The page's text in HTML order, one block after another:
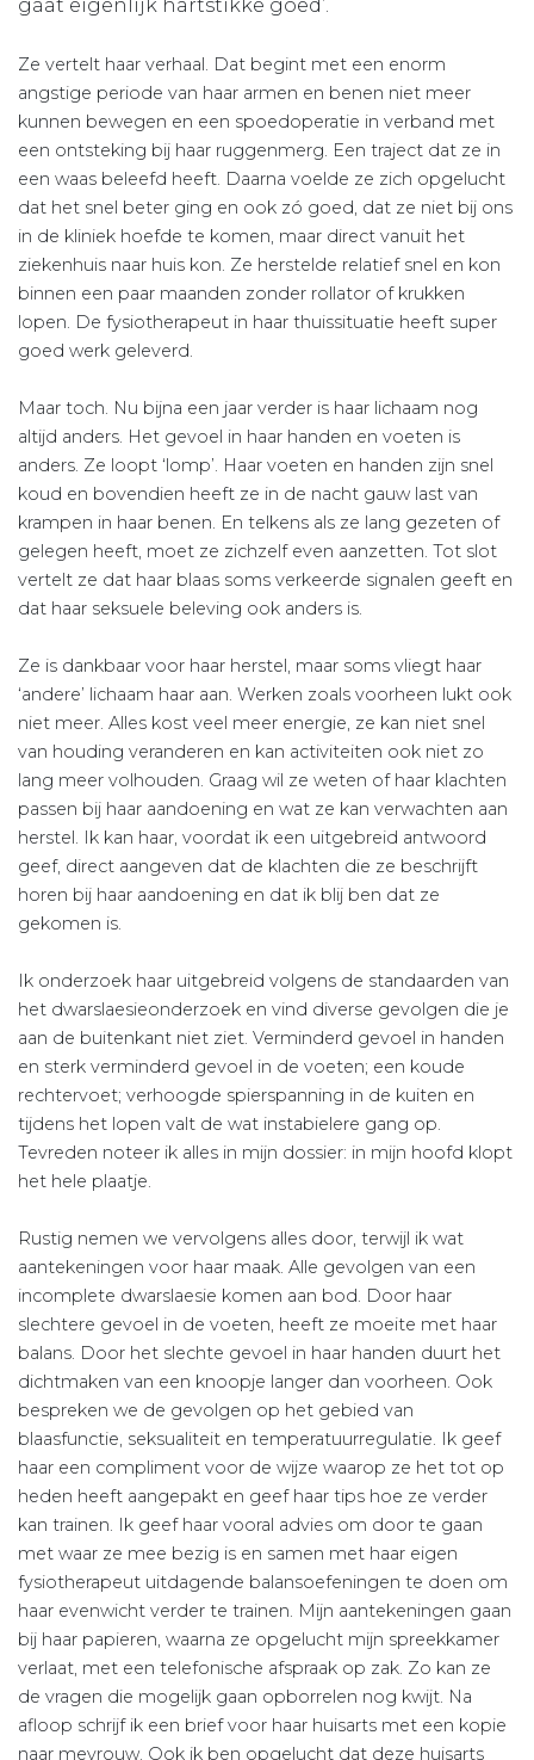
gaat eigenlijk hartstikke goed’.
Ze vertelt haar verhaal. Dat begint met een enorm
angstige periode van haar armen en benen niet meer
kunnen bewegen en een spoedoperatie in verband met
een ontsteking bij haar ruggenmerg. Een traject dat ze in
een waas beleefd heeft. Daarna voelde ze zich opgelucht
dat het snel beter ging en ook zó goed, dat ze niet bij ons
in de kliniek hoefde te komen, maar direct vanuit het
ziekenhuis naar huis kon. Ze herstelde relatief snel en kon
binnen een paar maanden zonder rollator of krukken
lopen. De fysiotherapeut in haar thuissituatie heeft super
goed werk geleverd.
Maar toch. Nu bijna een jaar verder is haar lichaam nog
altijd anders. Het gevoel in haar handen en voeten is
anders. Ze loopt ‘lomp’. Haar voeten en handen zijn snel
koud en bovendien heeft ze in de nacht gauw last van
krampen in haar benen. En telkens als ze lang gezeten of
gelegen heeft, moet ze zichzelf even aanzetten. Tot slot
vertelt ze dat haar blaas soms verkeerde signalen geeft en
dat haar seksuele beleving ook anders is.
Ze is dankbaar voor haar herstel, maar soms vliegt haar
‘andere’ lichaam haar aan. Werken zoals voorheen lukt ook
niet meer. Alles kost veel meer energie, ze kan niet snel
van houding veranderen en kan activiteiten ook niet zo
lang meer volhouden. Graag wil ze weten of haar klachten
passen bij haar aandoening en wat ze kan verwachten aan
herstel. Ik kan haar, voordat ik een uitgebreid antwoord
geef, direct aangeven dat de klachten die ze beschrijft
horen bij haar aandoening en dat ik blij ben dat ze
gekomen is.
Ik onderzoek haar uitgebreid volgens de standaarden van
het dwarslaesieonderzoek en vind diverse gevolgen die je
aan de buitenkant niet ziet. Verminderd gevoel in handen
en sterk verminderd gevoel in de voeten; een koude
rechtervoet; verhoogde spierspanning in de kuiten en
tijdens het lopen valt de wat instabielere gang op.
Tevreden noteer ik alles in mijn dossier: in mijn hoofd klopt
het hele plaatje.
Rustig nemen we vervolgens alles door, terwijl ik wat
aantekeningen voor haar maak. Alle gevolgen van een
incomplete dwarslaesie komen aan bod. Door haar
slechtere gevoel in de voeten, heeft ze moeite met haar
balans. Door het slechte gevoel in haar handen duurt het
dichtmaken van een knoopje langer dan voorheen. Ook
bespreken we de gevolgen op het gebied van
blaasfunctie, seksualiteit en temperatuurregulatie. Ik geef
haar een compliment voor de wijze waarop ze het tot op
heden heeft aangepakt en geef haar tips hoe ze verder
kan trainen. Ik geef haar vooral advies om door te gaan
met waar ze mee bezig is en samen met haar eigen
fysiotherapeut uitdagende balansoefeningen te doen om
haar evenwicht verder te trainen. Mijn aantekeningen gaan
bij haar papieren, waarna ze opgelucht mijn spreekkamer
verlaat, met een telefonische afspraak op zak. Zo kan ze
de vragen die mogelijk gaan opborrelen nog kwijt. Na
afloop schrijf ik een brief voor haar huisarts met een kopie
naar mevrouw. Ook ik ben opgelucht dat deze huisarts